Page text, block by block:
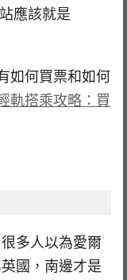
應該就是
如何買票和如何
軌搭乘攻略：買
多人以為愛爾
國，南邊才是